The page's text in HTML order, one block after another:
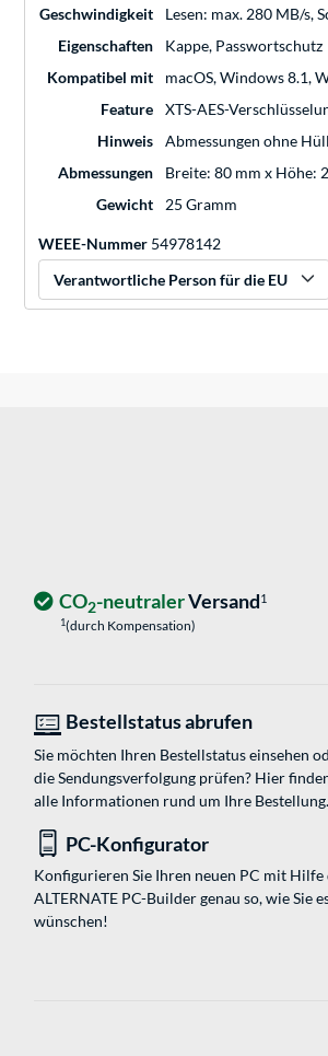
Geschwindigkeit
Lesen: max. 280 MB/s,
Eigenschaften
Kappe, Passwortschutz
Kompatibel mit
macOS, Windows 8.1,
Feature
XTS-AES-
Hinweis
Abmessungen ohne
Abmessungen
Breite: 80 mm x Höhe:
Gewicht
25 Gramm
WEEE-Nummer 54978142
Verantwortliche Person für die EU
CO2-neutralerVersand1
1(durch Kompensation)
Bestellstatus abrufen
Sie möchten Ihren Bestellstatus einsehen
die Sendungsverfolgung prüfen? Hier
alle Informationen rund um Ihre Bestellung.
PC-Konfigurator
Konfigurieren Sie Ihren neuen PC mit Hilfe
ALTERNATE PC-Builder genau so, wie Sie
wünschen!